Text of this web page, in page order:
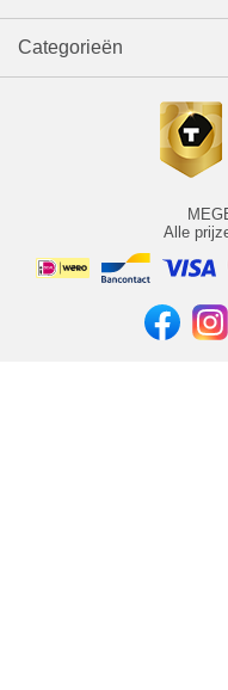
Categorieën
Alle